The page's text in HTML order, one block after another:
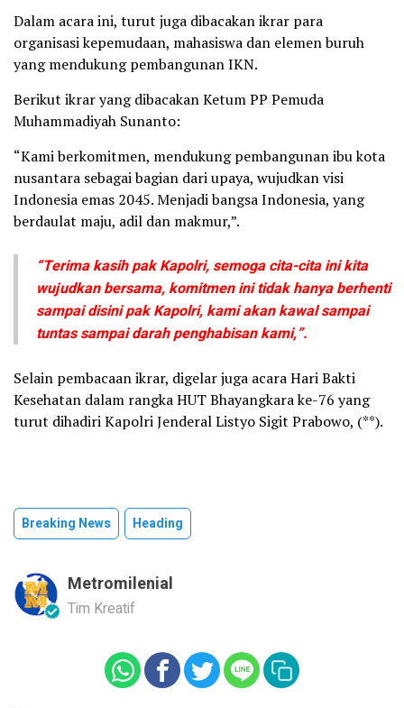
Dalam acara ini, turut juga dibacakan ikrar para
organisasi kepemudaan, mahasiswa dan elemen buruh
yang mendukung pembangunan IKN.
Berikut ikrar yang dibacakan Ketum PP Pemuda
Muhammadiyah Sunanto:
“Kami berkomitmen, mendukung pembangunan ibu kota
nusantara sebagai bagian dari upaya, wujudkan visi
Indonesia emas 2045. Menjadi bangsa Indonesia, yang
berdaulat maju, adil dan makmur,”.
“Terima kasih pak Kapolri, semoga cita-cita ini kita
wujudkan bersama, komitmen ini tidak hanya berhenti
sampai disini pak Kapolri, kami akan kawal sampai
tuntas sampai darah penghabisan kami,”.
Selain pembacaan ikrar, digelar juga acara Hari Bakti
Kesehatan dalam rangka HUT Bhayangkara ke-76 yang
turut dihadiri Kapolri Jenderal Listyo Sigit Prabowo, (**).
Breaking News Heading
Metromilenial
Tim Kreatif